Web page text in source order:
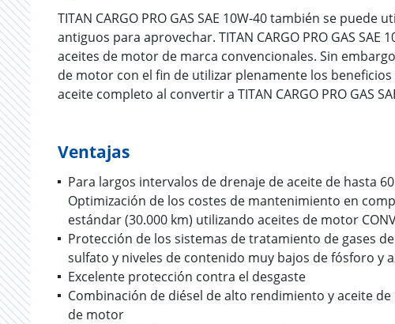
TITAN CARGO PRO GAS SAE 10W-40 también se
antiguos para aprovechar. TITAN CARGO PRO GAS
aceites de motor de marca convencionales. Sin
de motor con el fin de utilizar plenamente los
aceite completo al convertir a TITAN CARGO PRO GAS
Ventajas
Para largos intervalos de drenaje de aceite de hasta
Optimización de los costes de mantenimiento en
estándar (30.000 km) utilizando aceites de motor
Protección de los sistemas de tratamiento de gases
sulfato y niveles de contenido muy bajos de fósforo y
Excelente protección contra el desgaste
Combinación de diésel de alto rendimiento y aceite
de motor